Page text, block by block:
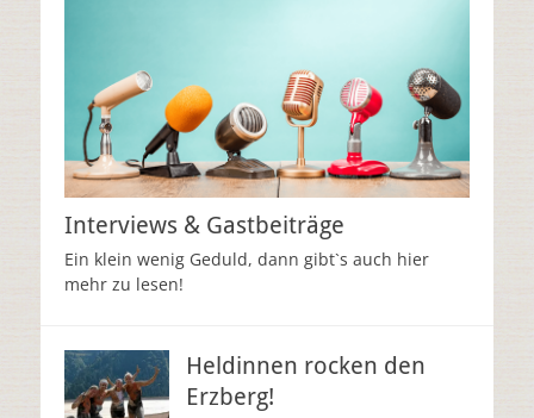
Interviews & Gastbeiträge
Ein klein wenig Geduld, dann gibt`s auch hier
mehr zu lesen!
Heldinnen rocken den
Erzberg!